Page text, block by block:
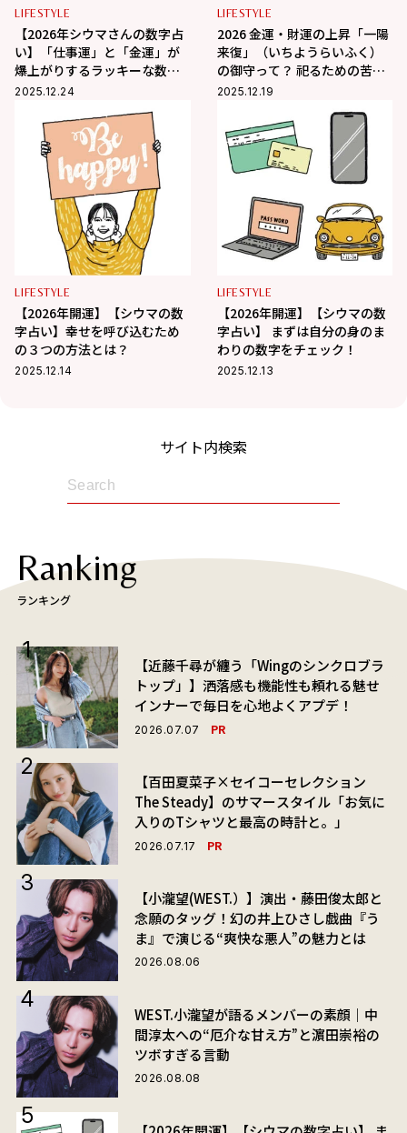
LIFESTYLE
【2026年シウマさんの数字占
い】「仕事運」と「金運」が
爆上がりするラッキーな数字
とは？
2025.12.24
LIFESTYLE
2026 金運・財運の上昇「一陽
来復」（いちようらいふく）
の御守って？ 祀るための苦労
や住環境の悩みを解決してく
2025.12.19
LIFESTYLE
【2026年開運】【シウマの数
字占い】幸せを呼び込むため
の３つの方法とは？
2025.12.14
LIFESTYLE
【2026年開運】【シウマの数
字占い】 まずは自分の身のま
わりの数字をチェック！
2025.12.13
サイト内検索
Ranking
ランキング
【近藤千尋が纏う「Wingのシンクロブラ
トップ」】洒落感も機能性も頼れる魅せ
インナーで毎日を心地よくアプデ！
2026.07.07 PR
【百田夏菜子×セイコーセレクション
The Steady】のサマースタイル「お気に
入りのTシャツと最高の時計と。」
2026.07.17 PR
【小瀧望(WEST.）】演出・藤田俊太郎と
念願のタッグ！幻の井上ひさし戯曲『う
ま』で演じる“爽快な悪人”の魅力とは
2026.08.06
WEST.小瀧望が語るメンバーの素顔｜中
間淳太への“厄介な甘え方”と濵田崇裕の
ツボすぎる言動
2026.08.08